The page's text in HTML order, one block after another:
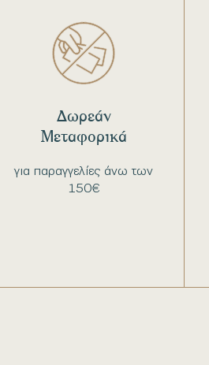
για παραγγελίες άνω των
150€
Δωρεάν
Μεταφορικά